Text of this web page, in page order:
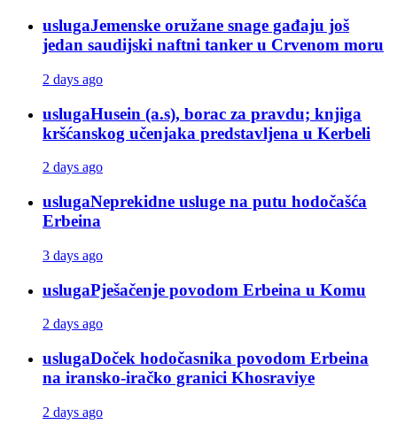
uslugaJemenske oružane snage gađaju još
jedan saudijski naftni tanker u Crvenom moru
2 days ago
uslugaHusein (a.s), borac za pravdu; knjiga
kršćanskog učenjaka predstavljena u Kerbeli
2 days ago
uslugaNeprekidne usluge na putu hodočašća
Erbeina
3 days ago
uslugaPješačenje povodom Erbeina u Komu
2 days ago
uslugaDoček hodočasnika povodom Erbeina
na iransko-iračko granici Khosraviye
2 days ago